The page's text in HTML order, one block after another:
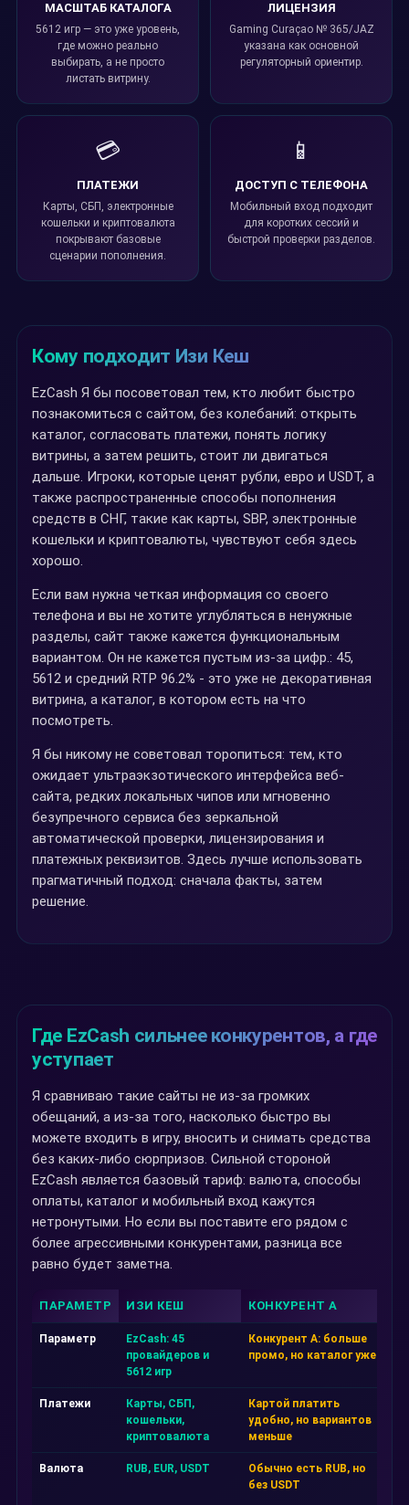
МАСШТАБ КАТАЛОГА
5612 игр — это уже уровень,
где можно реально
выбирать, а не просто
листать витрину.
ЛИЦЕНЗИЯ
Gaming Curaçao № 365/JAZ
указана как основной
регуляторный ориентир.
💳
ПЛАТЕЖИ
Карты, СБП, электронные
кошельки и криптовалюта
покрывают базовые
сценарии пополнения.
📱
ДОСТУП С ТЕЛЕФОНА
Мобильный вход подходит
для коротких сессий и
быстрой проверки разделов.
Кому подходит Изи Кеш
EzCash Я бы посоветовал тем, кто любит быстро
познакомиться с сайтом, без колебаний: открыть
каталог, согласовать платежи, понять логику
витрины, а затем решить, стоит ли двигаться
дальше. Игроки, которые ценят рубли, евро и USDT, а
также распространенные способы пополнения
средств в СНГ, такие как карты, SBP, электронные
кошельки и криптовалюты, чувствуют себя здесь
хорошо.
Если вам нужна четкая информация со своего
телефона и вы не хотите углубляться в ненужные
разделы, сайт также кажется функциональным
вариантом. Он не кажется пустым из-за цифр.: 45,
5612 и средний RTP 96.2% - это уже не декоративная
витрина, а каталог, в котором есть на что
посмотреть.
Я бы никому не советовал торопиться: тем, кто
ожидает ультраэкзотического интерфейса веб-
сайта, редких локальных чипов или мгновенно
безупречного сервиса без зеркальной
автоматической проверки, лицензирования и
платежных реквизитов. Здесь лучше использовать
прагматичный подход: сначала факты, затем
решение.
Где EzCash сильнее конкурентов, а где
уступает
Я сравниваю такие сайты не из-за громких
обещаний, а из-за того, насколько быстро вы
можете входить в игру, вносить и снимать средства
без каких-либо сюрпризов. Сильной стороной
EzCash является базовый тариф: валюта, способы
оплаты, каталог и мобильный вход кажутся
нетронутыми. Но если вы поставите его рядом с
более агрессивными конкурентами, разница все
равно будет заметна.
ПАРАМЕТР ИЗИ КЕШ КОНКУРЕНТ А
Параметр
EzCash: 45
провайдеров и
5612 игр
Конкурент А: больше
промо, но каталог уже
Платежи
Карты, СБП,
кошельки,
криптовалюта
Картой платить
удобно, но вариантов
меньше
Валюта RUB, EUR, USDT
Обычно есть RUB, но
без USDT